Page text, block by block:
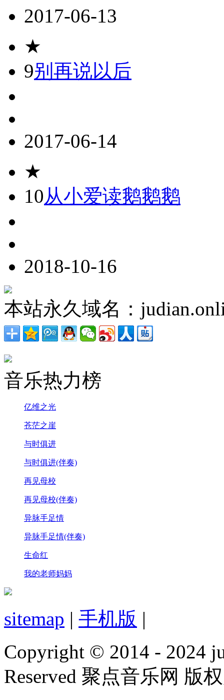
2017-06-13
★
9别再说以后
2017-06-14
★
10从小爱读鹅鹅鹅
2018-10-16
本站永久域名：
音乐热力榜
亿维之光
苍茫之崖
与时俱进
与时俱进(伴奏)
再见母校
再见母校(伴奏)
异脉手足情
异脉手足情(伴奏)
生命红
我的老师妈妈
sitemap | 手机版 |
Copyright © 2014 - 2024
Reserved 聚点音乐网 版